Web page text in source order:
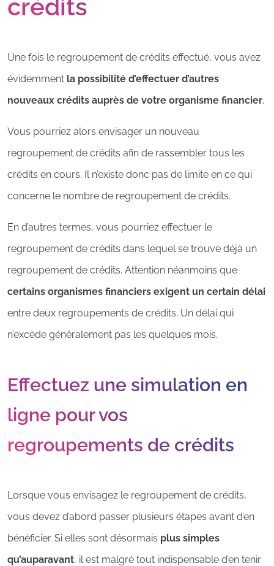
crédits
Une fois le regroupement de crédits effectué, vous avez
évidemment la possibilité d’effectuer d’autres
nouveaux crédits auprès de votre organisme financier.
Vous pourriez alors envisager un nouveau
regroupement de crédits afin de rassembler tous les
crédits en cours. Il n’existe donc pas de limite en ce qui
concerne le nombre de regroupement de crédits.
En d’autres termes, vous pourriez effectuer le
regroupement de crédits dans lequel se trouve déjà un
regroupement de crédits. Attention néanmoins que
certains organismes financiers exigent un certain délai
entre deux regroupements de crédits. Un délai qui
n’excède généralement pas les quelques mois.
Effectuez une simulation en
ligne pour vos
regroupements de crédits
Lorsque vous envisagez le regroupement de crédits,
vous devez d’abord passer plusieurs étapes avant d’en
bénéficier. Si elles sont désormais plus simples
qu’auparavant, il est malgré tout indispensable d’en tenir